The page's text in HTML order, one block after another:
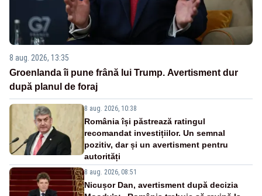
8 aug. 2026, 13:35
Groenlanda îi pune frână lui Trump. Avertisment dur
după planul de foraj
8 aug. 2026, 10:38
România își păstrează ratingul
recomandat investițiilor. Un semnal
pozitiv, dar și un avertisment pentru
autorități
8 aug. 2026, 08:51
Nicușor Dan, avertisment după decizia